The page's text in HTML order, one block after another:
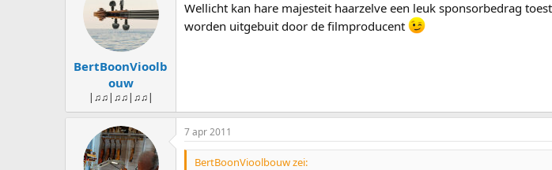
BertBoonVioolb
ouw
|♫♫|♫♫|♫♫|
Wellicht kan hare majesteit haarzelve een leuk sponsorbedrag
worden uitgebuit door de filmproducent
7 apr 2011
BertBoonVioolbouw zei: